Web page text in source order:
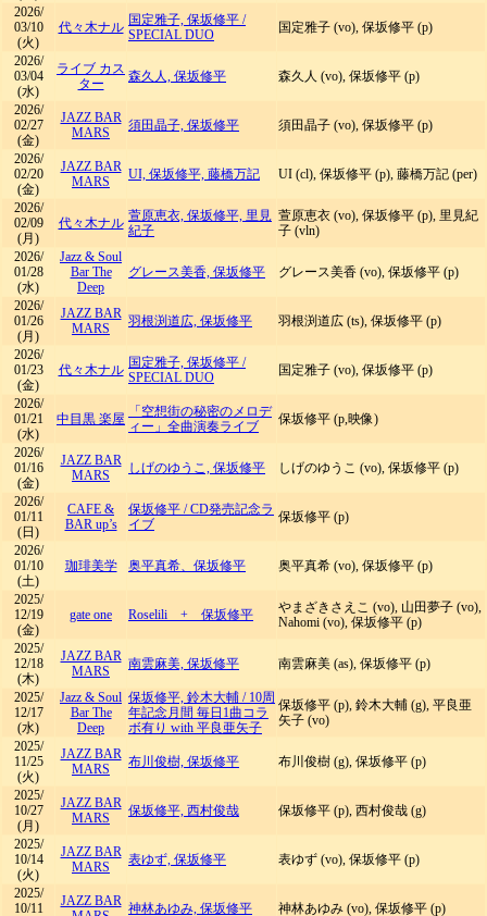
2026/
03/10
(火)
代々木ナル 国定雅子, 保坂修平 /
SPECIAL DUO
国定雅子 (vo), 保坂修平 (p)
2026/
03/04
(水)
ライブ カス
ター
森久人, 保坂修平 森久人 (vo), 保坂修平 (p)
2026/
02/27
(金)
JAZZ BAR
MARS
須田晶子, 保坂修平 須田晶子 (vo), 保坂修平 (p)
2026/
02/20
(金)
JAZZ BAR
MARS
UI, 保坂修平, 藤橋万記 UI (cl), 保坂修平 (p), 藤橋万記 (per)
2026/
02/09
(月)
代々木ナル 萱原恵衣, 保坂修平, 里見
紀子
萱原恵衣 (vo), 保坂修平 (p), 里見紀
子 (vln)
2026/
01/28
(水)
Jazz & Soul
Bar The
Deep
グレース美香, 保坂修平 グレース美香 (vo), 保坂修平 (p)
2026/
01/26
(月)
JAZZ BAR
MARS
羽根渕道広, 保坂修平 羽根渕道広 (ts), 保坂修平 (p)
2026/
01/23
(金)
代々木ナル 国定雅子, 保坂修平 /
SPECIAL DUO
国定雅子 (vo), 保坂修平 (p)
2026/
01/21
(水)
中目黒 楽屋
「空想街の秘密のメロデ
ィー」全曲演奏ライブ
保坂修平 (p,映像)
2026/
01/16
(金)
JAZZ BAR
MARS
しげのゆうこ, 保坂修平 しげのゆうこ (vo), 保坂修平 (p)
2026/
01/11
(日)
CAFE &
BAR up’s
保坂修平 /CD発売記念ラ
イブ
保坂修平 (p)
2026/
01/10
(土)
珈琲美学 奥平真希、保坂修平 奥平真希 (vo), 保坂修平 (p)
2025/
12/19
(金)
gate one Roselili + 保坂修平
やまざきさえこ (vo), 山田夢子 (vo),
Nahomi (vo), 保坂修平 (p)
2025/
12/18
(木)
JAZZ BAR
MARS
南雲麻美, 保坂修平 南雲麻美 (as), 保坂修平 (p)
2025/
12/17
(水)
Jazz & Soul
Bar The
Deep
保坂修平, 鈴木大輔 / 10周
年記念月間 毎日1曲コラ
ボ有り with 平良亜矢子
保坂修平 (p), 鈴木大輔 (g), 平良亜
矢子 (vo)
2025/
11/25
(火)
JAZZ BAR
MARS
布川俊樹, 保坂修平 布川俊樹 (g), 保坂修平 (p)
2025/
10/27
(月)
JAZZ BAR
MARS
保坂修平, 西村俊哉 保坂修平 (p), 西村俊哉 (g)
2025/
10/14
(火)
JAZZ BAR
MARS
表ゆず, 保坂修平 表ゆず (vo), 保坂修平 (p)
2025/
10/11
JAZZ BAR 神林あゆみ, 保坂修平 神林あゆみ (vo), 保坂修平 (p)